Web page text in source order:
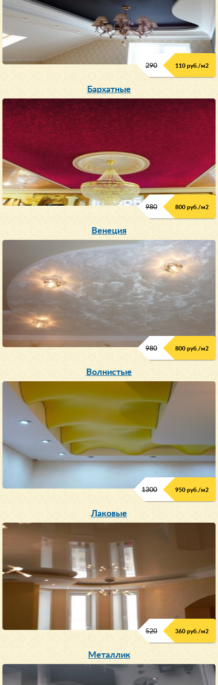
290 110 руб./м2
Бархатные
980 800 руб./м2
Венеция
980 800 руб./м2
Волнистые
1300 950 руб./м2
Лаковые
520 360 руб./м2
Металлик